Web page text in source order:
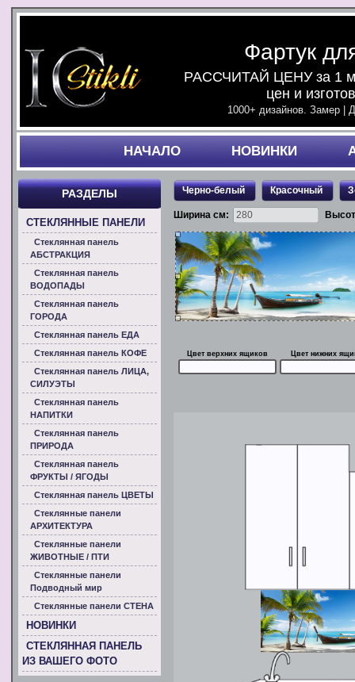
Фартук
РАССЧИТАЙ ЦЕНУ за 1
цен и
1000+ дизайнов. Замер |
НАЧАЛO НОВИНКИ
Черно-белый Красочный
Ширина см:
Цвет верхних ящиков Цвет нижних
РАЗДЕЛЫ
СТЕКЛЯННЫЕ ПАНЕЛИ
Стеклянная панель
АБСТРАКЦИЯ
Стеклянная панель
ВОДОПАДЫ
Стеклянная панель
ГОРОДА
Стеклянная панель ЕДА
Стеклянная панель КОФЕ
Стеклянная панель ЛИЦА,
СИЛУЭТЫ
Стеклянная панель
НАПИТКИ
Стеклянная панель
ПРИРОДА
Стеклянная панель
ФРУКТЫ / ЯГОДЫ
Стеклянная панель ЦВЕТЫ
Стеклянные панели
АРХИТЕКТУРА
Стеклянные панели
ЖИВОТНЫЕ / ПТИ
Стеклянные панели
Подводный мир
Стеклянные панели СТЕНА
НОВИНКИ
СТЕКЛЯННАЯ ПАНЕЛЬ
ИЗ ВАШЕГО ФОТО